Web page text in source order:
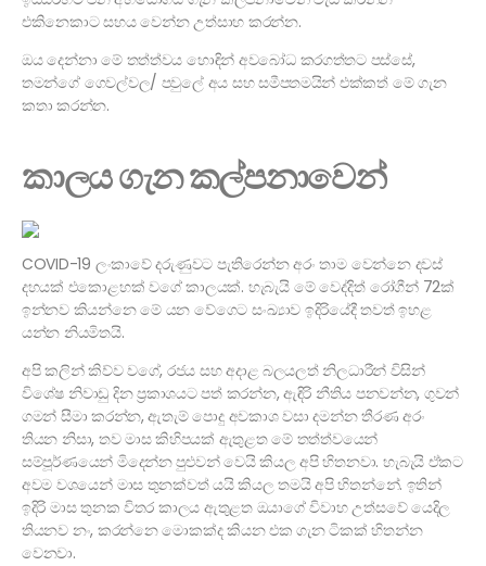
එකිනෙකාට සහය වෙන්න උත්සාහ කරන්න.
ඔය දෙන්නා මේ තත්ත්වය හොඳින් අවබෝධ කරගත්තට පස්සේ,
තමන්ගේ ගෙවල්වල/ පවුලේ අය සහ සමීපතමයින් එක්කත් මේ ගැන
කතා කරන්න.
කාලය ගැන කල්පනාවෙන්
COVID-19 ලංකාවේ දරුණුවට පැතිරෙන්න අරං තාම වෙන්නෙ දවස්
දහයක් එකොළහක් වගේ කාලයක්. හැබැයි මේ වෙද්දිත් රෝගීන් 72ක්
ඉන්නව කියන්නෙ මේ යන වේගෙට සංඛ්‍යාව ඉදිරියේදී තවත් ඉහළ
යන්න නියමිතයි.
අපි කලින් කිව්ව වගේ, රජය සහ අදාළ බලයලත් නිලධාරීන් විසින්
විශේෂ නිවාඩු දින ප්‍රකාශයට පත් කරන්න, ඇඳිරි නීතිය පනවන්න, ගුවන්
ගමන් සීමා කරන්න, ඇතැම් පොදු අවකාශ වසා දමන්න තීරණ අරං
තියන නිසා, තව මාස කිහිපයක් ඇතුළත මේ තත්ත්වයෙන්
සම්පූර්ණයෙන් මිදෙන්න පුළුවන් වෙයි කියල අපි හිතනවා. හැබැයි ඒකට
අවම වශයෙන් මාස තුනක්වත් යයි කියල තමයි අපි හිතන්නේ. ඉතින්
ඉදිරි මාස තුනක විතර කාලය ඇතුළත ඔයාගේ විවාහ උත්සවේ යෙදිල
තියනව නං, කරන්නෙ මොකක්ද කියන එක ගැන ටිකක් හිතන්න
වෙනවා.